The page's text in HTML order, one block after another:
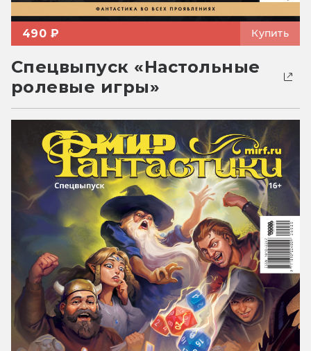
490 ₽ Купить
Спецвыпуск «Настольные
ролевые игры»